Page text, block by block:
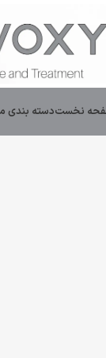
نخستدسته بندی